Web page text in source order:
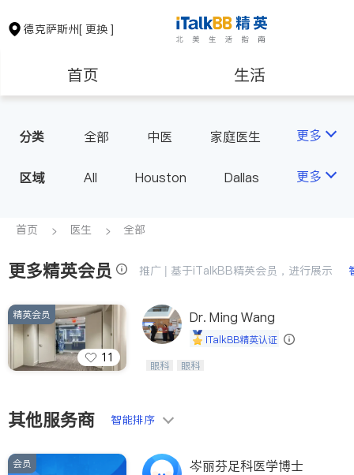
德克萨斯州[ 更换 ]
首页 生活
保险理财 房地产租售
银行贷款
建筑装修 教育
养老 非盈利组织
分类 全部 中医
家庭医生
眼科
妇科
儿科
心脏科
肠胃肝脏科
麻醉科
呼吸科
医生-其它
内分泌科
骨科
更多
区域 All Houston
Dallas
TX - Other Cities
更多
首页 医生 全部
更多精英会员 推广 | 基于iTalkBB精英会员，进行展示
11
精英会员 Dr. Ming Wang
iTalkBB精英认证
Wang Vision Institute has more tha
眼科 眼科
其他服务商 智能排序
会员 岑丽芬足科医学博士